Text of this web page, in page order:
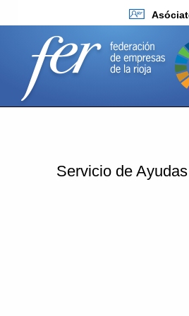
Servicio de